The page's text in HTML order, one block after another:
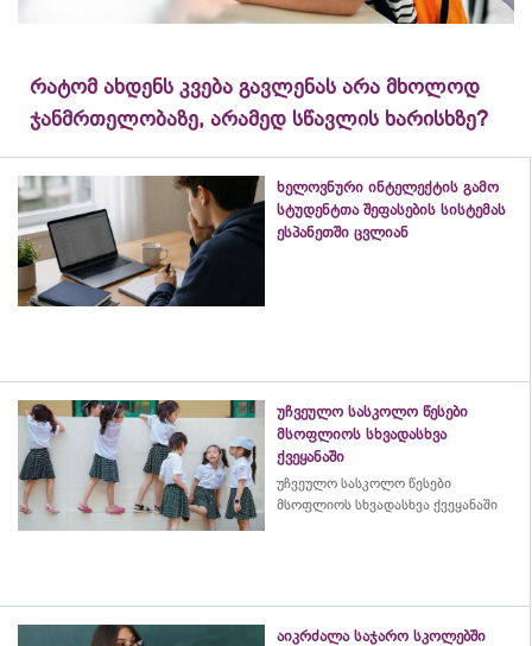
რატომ ახდენს კვება გავლენას არა მხოლოდ
ჯანმრთელობაზე, არამედ სწავლის ხარისხზე?
ხელოვნური ინტელექტის გამო
სტუდენტთა შეფასების სისტემას
ესპანეთში ცვლიან
უჩვეულო სასკოლო წესები
მსოფლიოს სხვადასხვა
ქვეყანაში
უჩვეულო სასკოლო წესები
მსოფლიოს სხვადასხვა ქვეყანაში
აიკრძალა საჯარო სკოლებში